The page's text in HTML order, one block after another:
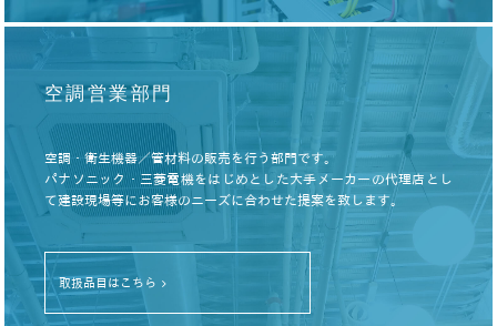
空調営業部門
空調・衛生機器／管材料の販売を行う部門です。
パナソニック・三菱電機をはじめとした大手メーカーの代理店とし
て建設現場等にお客様のニーズに合わせた提案を致します。
取扱品目はこちら